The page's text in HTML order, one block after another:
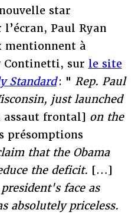
star
Paul Ryan
mentionnent à
Continetti, sur le site
Standard: " Rep. Paul
just launched
assaut frontal] on the
présomptions
that the Obama
the deficit. […]
face as
absolutely priceless.